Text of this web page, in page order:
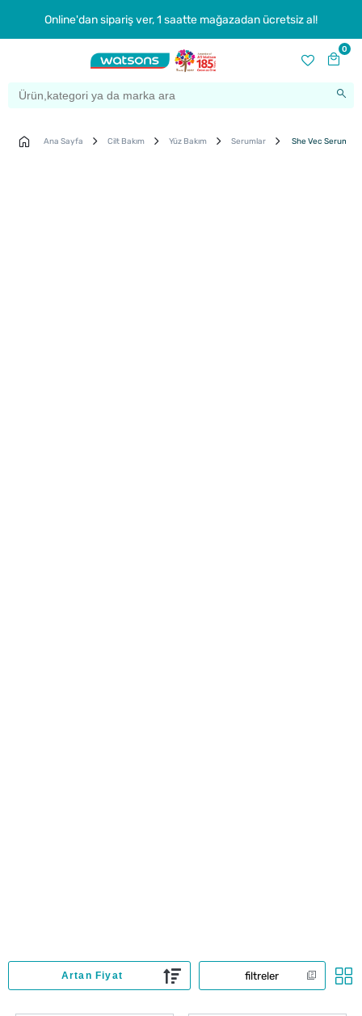
Online'dan sipariş ver, 1 saatte mağazadan ücretsiz al!
0
Ana Sayfa Cilt Bakım Yüz Bakım Serumlar She Vec Serum
filtreler